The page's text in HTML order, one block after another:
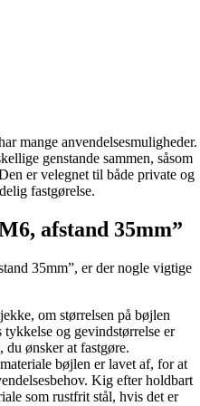
mange anvendelsesmuligheder.
genstande sammen, såsom
er velegnet til både private og
fastgørelse.
afstand 35mm”
35mm”, er der nogle vigtige
om størrelsen på bøjlen
tykkelse og gevindstørrelse er
du ønsker at fastgøre.
bøjlen er lavet af, for at
Kig efter holdbart
som rustfrit stål, hvis det er